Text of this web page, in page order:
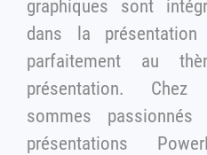
graphiques sont
dans la présentation et qu'ils s'adaptent
parfaitement au
présentation. Chez
sommes passionnés par la
présentations